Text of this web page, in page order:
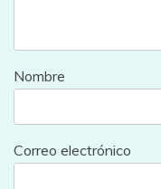
Nombre
Correo electrónico